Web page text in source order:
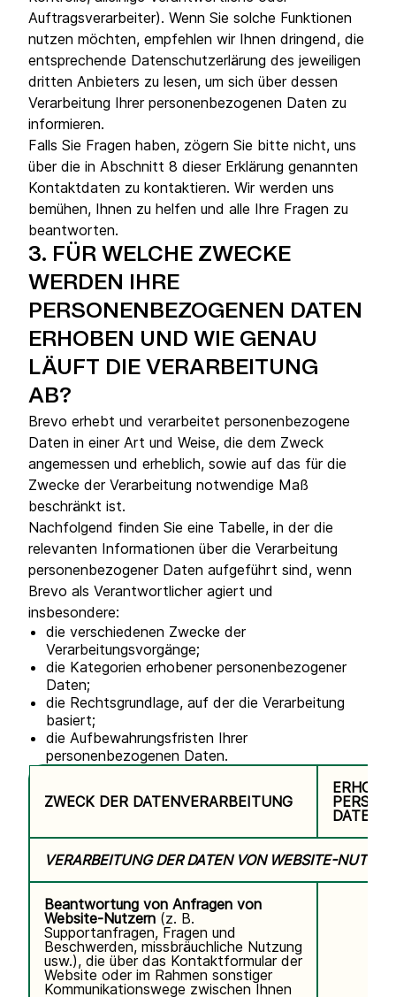
Auftragsverarbeiter). Wenn Sie solche Funktionen
nutzen möchten, empfehlen wir Ihnen dringend, die
entsprechende Datenschutzerlärung des jeweiligen
dritten Anbieters zu lesen, um sich über dessen
Verarbeitung Ihrer personenbezogenen Daten zu
informieren.
Falls Sie Fragen haben, zögern Sie bitte nicht, uns
über die in Abschnitt 8 dieser Erklärung genannten
Kontaktdaten zu kontaktieren. Wir werden uns
bemühen, Ihnen zu helfen und alle Ihre Fragen zu
beantworten.
3. FÜR WELCHE ZWECKE
WERDEN IHRE
PERSONENBEZOGENEN DATEN
ERHOBEN UND WIE GENAU
LÄUFT DIE VERARBEITUNG
AB?
Brevo erhebt und verarbeitet personenbezogene
Daten in einer Art und Weise, die dem Zweck
angemessen und erheblich, sowie auf das für die
Zwecke der Verarbeitung notwendige Maß
beschränkt ist.
Nachfolgend finden Sie eine Tabelle, in der die
relevanten Informationen über die Verarbeitung
personenbezogener Daten aufgeführt sind, wenn
Brevo als Verantwortlicher agiert und
insbesondere:
die verschiedenen Zwecke der
Verarbeitungsvorgänge;
die Kategorien erhobener personenbezogener
Daten;
die Rechtsgrundlage, auf der die Verarbeitung
basiert;
die Aufbewahrungsfristen Ihrer
personenbezogenen Daten.
ZWECK DER DATENVERARBEITUNG
DATEN
VERARBEITUNG DER DATEN VON WEBSITE-
Beantwortung von Anfragen von
Website-Nutzern (z. B.
Supportanfragen, Fragen und
Beschwerden, missbräuchliche Nutzung
usw.), die über das Kontaktformular der
Website oder im Rahmen sonstiger
Kommunikationswege zwischen Ihnen